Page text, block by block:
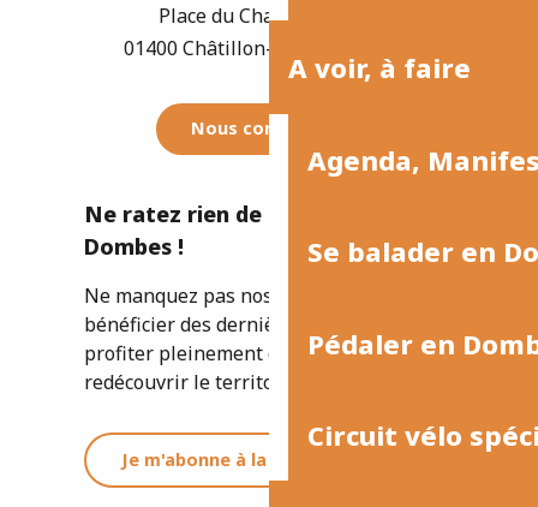
A voir, à faire
Agenda,
Se balader en
Pédaler en
Circuit vélo
Place du Champ de Foire
01400 Châtillon-sur-Chalaronne
Nous contacter
Ne ratez rien de l'actualité de la
Dombes !
Ne manquez pas nos newsletters pour
bénéficier des dernières informations et
profiter pleinement de votre séjour ou
redécouvrir le territoire.
Je m'abonne à la newsletter